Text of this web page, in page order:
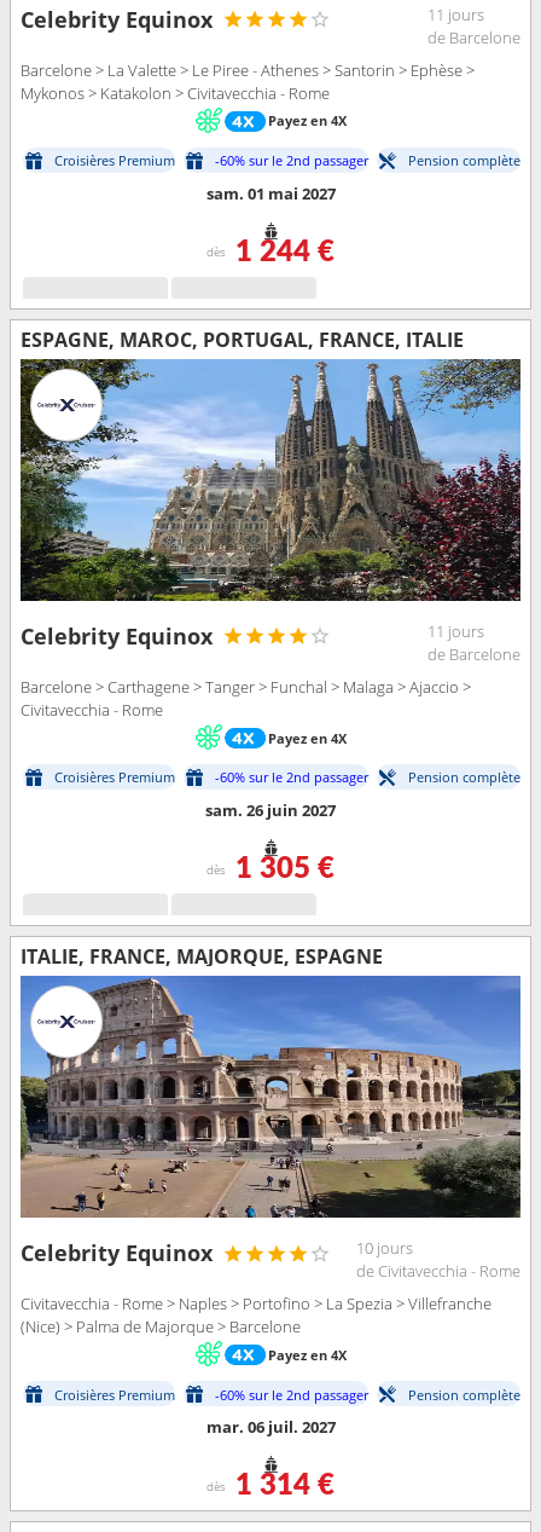
Celebrity Equinox
11 jours
de Barcelone
Barcelone > La Valette > Le Piree - Athenes > Santorin > Ephèse >
Mykonos > Katakolon > Civitavecchia - Rome
Payez en 4X
Croisières Premium -60% sur le 2nd passager Pension complète
sam. 01 mai 2027
dès 1 244 €
ESPAGNE, MAROC, PORTUGAL, FRANCE, ITALIE
Celebrity Equinox
11 jours
de Barcelone
Barcelone > Carthagene > Tanger > Funchal > Malaga > Ajaccio >
Civitavecchia - Rome
Payez en 4X
Croisières Premium -60% sur le 2nd passager Pension complète
sam. 26 juin 2027
dès 1 305 €
ITALIE, FRANCE, MAJORQUE, ESPAGNE
Celebrity Equinox
10 jours
de Civitavecchia - Rome
Civitavecchia - Rome > Naples > Portofino > La Spezia > Villefranche
(Nice) > Palma de Majorque > Barcelone
Payez en 4X
Croisières Premium -60% sur le 2nd passager Pension complète
mar. 06 juil. 2027
dès 1 314 €